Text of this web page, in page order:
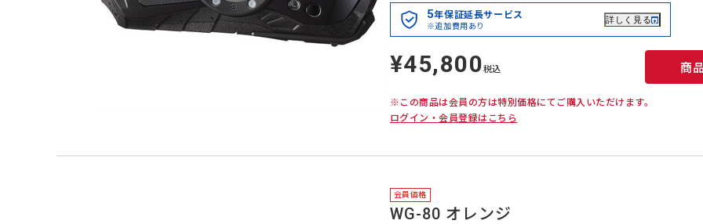
5年保証延長サービス
※追加費用あり
詳しく見る
定
価
¥45,800税込 商
※この商品は会員の方は特別価格にてご購入いただけます。
ログイン・会員登録はこちら
会員価格
WG-80 オレンジ